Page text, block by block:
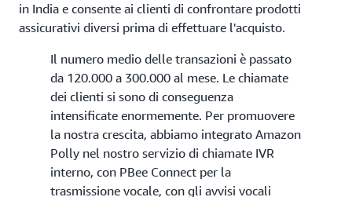
in India e consente ai clienti di confrontare prodotti
assicurativi diversi prima di effettuare l'acquisto.
Il numero medio delle transazioni è passato
da 120.000 a 300.000 al mese. Le chiamate
dei clienti si sono di conseguenza
intensificate enormemente. Per promuovere
la nostra crescita, abbiamo integrato Amazon
Polly nel nostro servizio di chiamate IVR
interno, con PBee Connect per la
trasmissione vocale, con gli avvisi vocali